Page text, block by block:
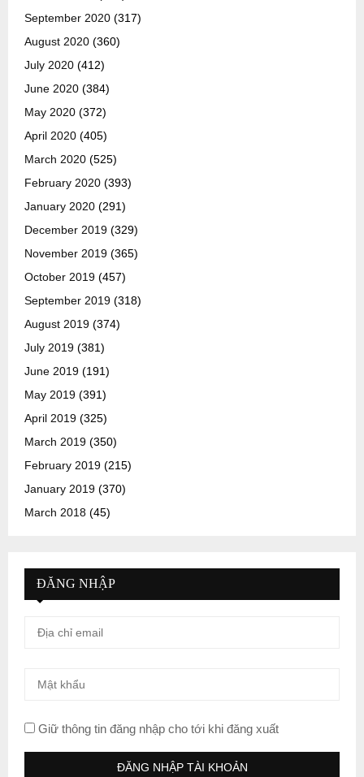
September 2020 (317)
August 2020 (360)
July 2020 (412)
June 2020 (384)
May 2020 (372)
April 2020 (405)
March 2020 (525)
February 2020 (393)
January 2020 (291)
December 2019 (329)
November 2019 (365)
October 2019 (457)
September 2019 (318)
August 2019 (374)
July 2019 (381)
June 2019 (191)
May 2019 (391)
April 2019 (325)
March 2019 (350)
February 2019 (215)
January 2019 (370)
March 2018 (45)
ĐĂNG NHẬP
Giữ thông tin đăng nhập cho tới khi đăng xuất